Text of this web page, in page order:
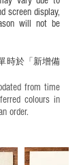
screen display,
will not be
時於「新增備
from time
colours in
order.